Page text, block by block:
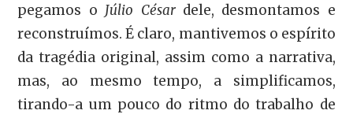
pegamos o Júlio César dele, desmontamos e
reconstruímos. É claro, mantivemos o espírito
da tragédia original, assim como a narrativa,
mas, ao mesmo tempo, a simplificamos,
tirando-a um pouco do ritmo do trabalho de